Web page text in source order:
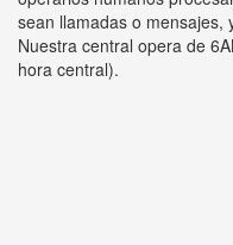
sean llamadas o mensajes,
Nuestra central opera de
hora central).